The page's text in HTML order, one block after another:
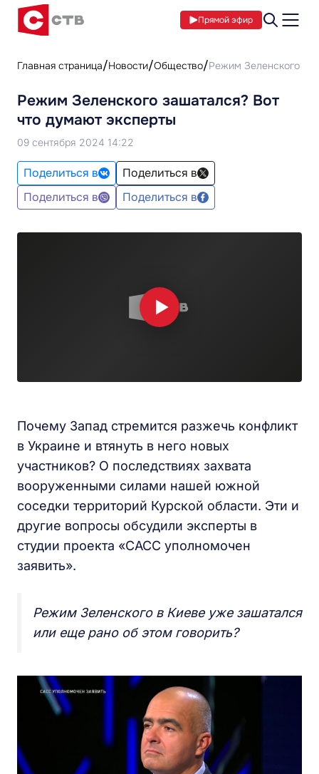
Прямой эфир
Главная страница Новости Общество Режим Зеленского
Режим Зеленского зашатался? Вот
что думают эксперты
09 сентября 2024 14:22
Поделиться в
Поделиться в
Поделиться в
Поделиться в
Почему Запад стремится разжечь конфликт
в Украине и втянуть в него новых
участников? О последствиях захвата
вооруженными силами нашей южной
соседки территорий Курской области. Эти и
другие вопросы обсудили эксперты в
студии проекта «САСС уполномочен
заявить».
Режим Зеленского в Киеве уже зашатался
или еще рано об этом говорить?